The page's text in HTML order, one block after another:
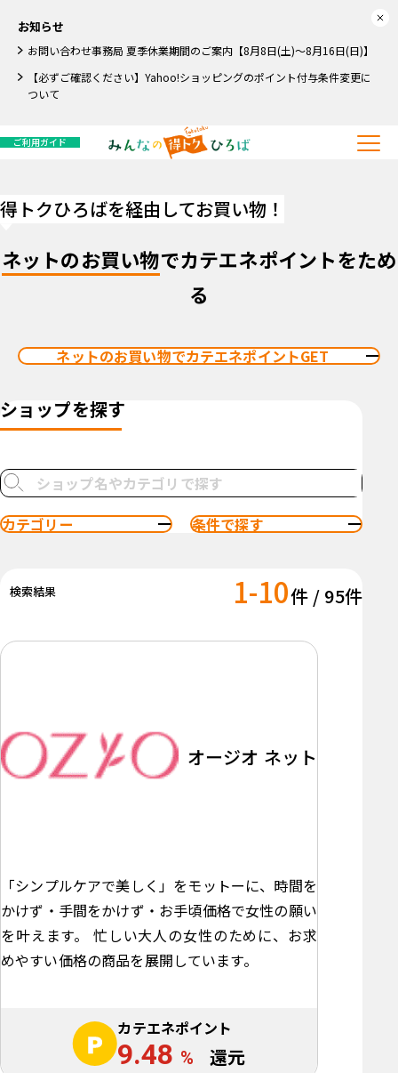
お知らせ
お問い合わせ事務局 夏季休業期間のご案内【8月8日(土)～8月16日(日)】
【必ずご確認ください】Yahoo!ショッピングのポイント付与条件変更に
ついて
ご利用ガイド
得トクひろばを経由してお買い物！
ネットのお買い物でカテエネポイントをため
る
ネットのお買い物でカテエネポイントGET
ショップを探す
カテゴリー 条件で探す
検索結果 1-10件 / 95件
オージオ ネット
「シンプルケアで美しく」をモットーに、時間を
かけず・手間をかけず・お手頃価格で女性の願い
を叶えます。 忙しい大人の女性のために、お求
めやすい価格の商品を展開しています。
カテエネポイント
9.48 % 還元